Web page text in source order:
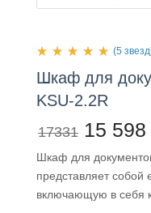
(5
Шкаф для
KSU-2.2R
17331 15 598
Шкаф для
представляет собой
включающую в себя